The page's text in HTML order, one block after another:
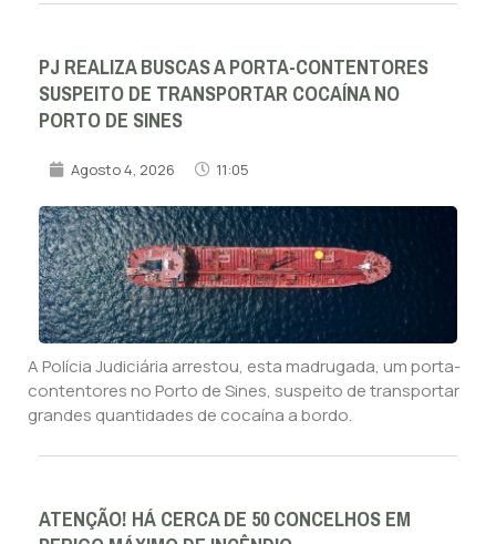
PJ REALIZA BUSCAS A PORTA-CONTENTORES
SUSPEITO DE TRANSPORTAR COCAÍNA NO
PORTO DE SINES
Agosto 4, 2026 11:05
A Polícia Judiciária arrestou, esta madrugada, um porta-
contentores no Porto de Sines, suspeito de transportar
grandes quantidades de cocaína a bordo.
ATENÇÃO! HÁ CERCA DE 50 CONCELHOS EM